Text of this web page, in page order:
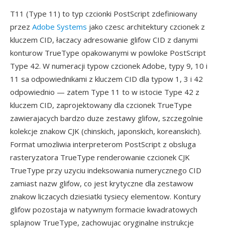
T11 (Type 11) to typ czcionki PostScript zdefiniowany
przez Adobe Systems jako czesc architektury czcionek z
kluczem CID, łaczacy adresowanie glifow CID z danymi
konturow TrueType opakowanymi w powloke PostScript
Type 42. W numeracji typow czcionek Adobe, typy 9, 10 i
11 sa odpowiednikami z kluczem CID dla typow 1, 3 i 42
odpowiednio — zatem Type 11 to w istocie Type 42 z
kluczem CID, zaprojektowany dla czcionek TrueType
zawierajacych bardzo duze zestawy glifow, szczegolnie
kolekcje znakow CJK (chinskich, japonskich, koreanskich).
Format umozliwia interpreterom PostScript z obsluga
rasteryzatora TrueType renderowanie czcionek CJK
TrueType przy uzyciu indeksowania numerycznego CID
zamiast nazw glifow, co jest krytyczne dla zestawow
znakow liczacych dziesiatki tysiecy elementow. Kontury
glifow pozostaja w natywnym formacie kwadratowych
splajnow TrueType, zachowujac oryginalne instrukcje